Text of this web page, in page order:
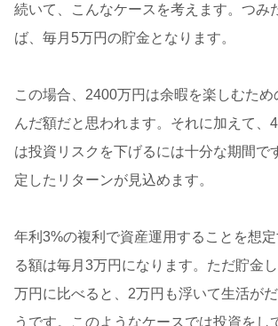
続いて、こんなケースを考えます。つみ
ば、毎月5万円の貯金となります。
この場合、2400万円は余暇を楽しむため
んだ額だと思われます。それに加えて、
は投資リスクを下げるには十分な期間で
定したリターンが見込めます。
年利3%の複利で資産運用することを想
る額は毎月3万円になります。ただ貯金
万円に比べると、2万円も浮いて生活が
うです。このようなケースでは投資をし